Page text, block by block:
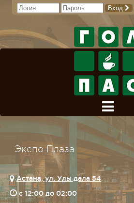
Вход
Экспо Плаза
Астана, ул. Улы дала 54
c 12:00 до 02:00